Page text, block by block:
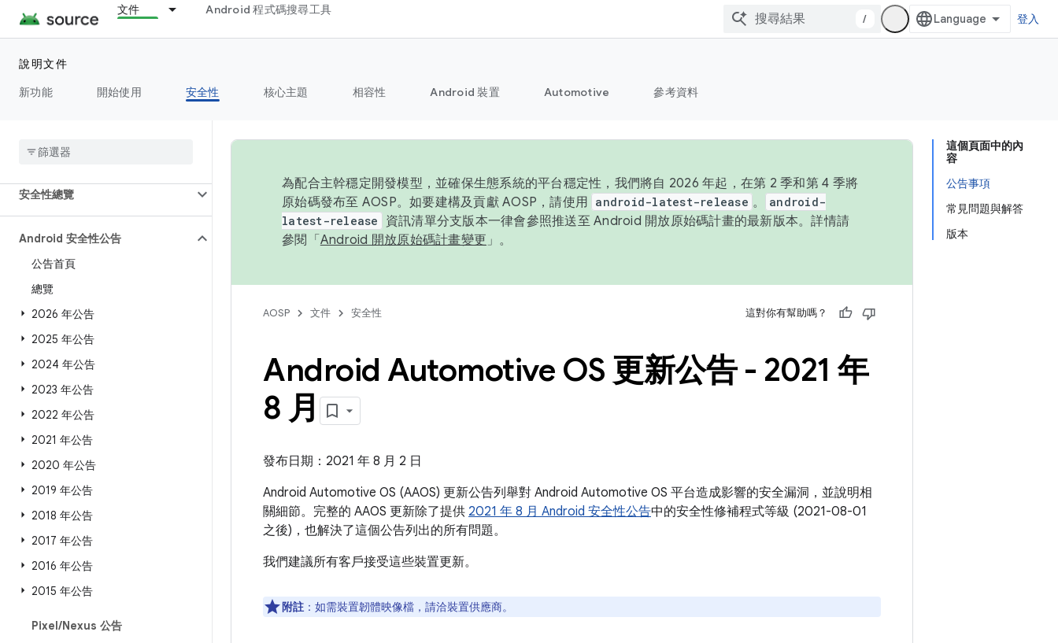
文件 Android 程式碼搜尋工具
/ 登入
說明文件
新功能
開始使用 安全性 核心主題 相容性 Android 裝置 Automotive 參考資料
總覽
安全性總覽
Android 安全性公告
公告首頁
總覽
2026 年公告
2025 年公告
2024 年公告
2023 年公告
2022 年公告
2021 年公告
2020 年公告
2019 年公告
2018 年公告
2017 年公告
2016 年公告
2015 年公告
Pixel/Nexus 公告
這個頁面中的內
容
公告事項
常見問題與解答
版本
為配合主幹穩定開發模型，並確保生態系統的平台穩定性，我們將自 2026 年起，在第 2 季和第 4 季將
原始碼發布至 AOSP。如要建構及貢獻 AOSP，請使用 android-latest-release 。
android-
latest-release
資訊清單分支版本一律會參照推送至 Android 開放原始碼計畫的最新版本。詳情請
參閱「 Android 開放原始碼計畫變更 」。
AOSP 文件 安全性 這對你有幫助嗎？
Android Automotive OS 更新公告 - 2021 年
8 月
發布日期：2021 年 8 月 2 日
Android Automotive OS (AAOS) 更新公告列舉對 Android Automotive OS 平台造成影響的安全漏洞，並說明相
關細節。完整的 AAOS 更新除了提供 2021 年 8 月 Android 安全性公告中的安全性修補程式等級 (2021-08-01
之後)，也解決了這個公告列出的所有問題。
我們建議所有客戶接受這些裝置更新。
附註 ：如需裝置韌體映像檔，請洽裝置供應商。